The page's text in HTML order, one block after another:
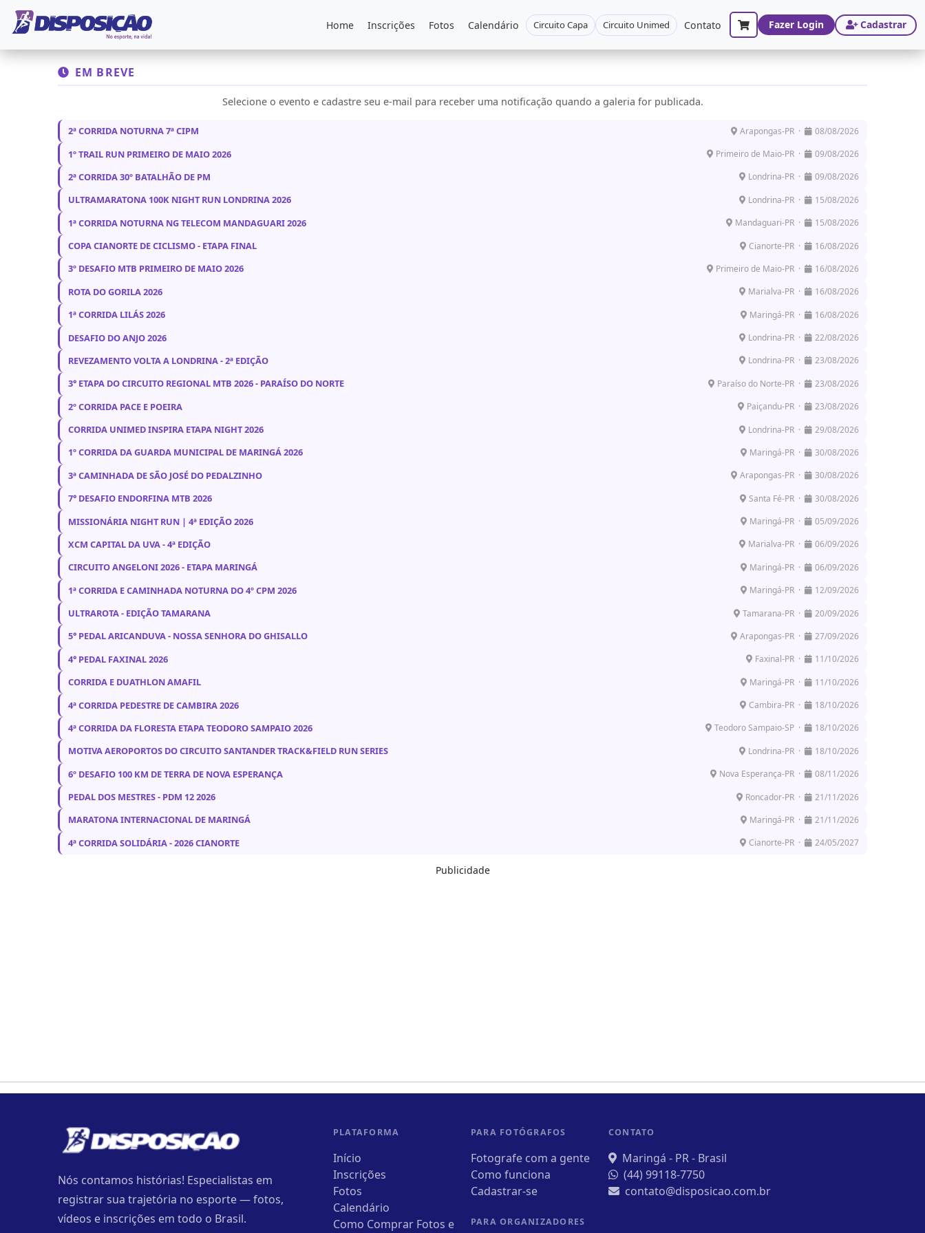
Home Inscrições Fotos Calendário Circuito Capa Circuito Unimed Contato Fazer Login Cadastrar
EM BREVE
Selecione o evento e cadastre seu e-mail para receber uma notificação quando a galeria for publicada.
2ª CORRIDA NOTURNA 7ª CIPM Arapongas-PR · 08/08/2026
1º TRAIL RUN PRIMEIRO DE MAIO 2026 Primeiro de Maio-PR · 09/08/2026
2ª CORRIDA 30º BATALHÃO DE PM Londrina-PR · 09/08/2026
ULTRAMARATONA 100K NIGHT RUN LONDRINA 2026 Londrina-PR · 15/08/2026
1ª CORRIDA NOTURNA NG TELECOM MANDAGUARI 2026 Mandaguari-PR · 15/08/2026
COPA CIANORTE DE CICLISMO - ETAPA FINAL Cianorte-PR · 16/08/2026
3º DESAFIO MTB PRIMEIRO DE MAIO 2026 Primeiro de Maio-PR · 16/08/2026
ROTA DO GORILA 2026 Marialva-PR · 16/08/2026
1ª CORRIDA LILÁS 2026 Maringá-PR · 16/08/2026
DESAFIO DO ANJO 2026 Londrina-PR · 22/08/2026
REVEZAMENTO VOLTA A LONDRINA - 2ª EDIÇÃO Londrina-PR · 23/08/2026
3° ETAPA DO CIRCUITO REGIONAL MTB 2026 - PARAÍSO DO NORTE Paraíso do Norte-PR · 23/08/2026
2º CORRIDA PACE E POEIRA Paiçandu-PR · 23/08/2026
CORRIDA UNIMED INSPIRA ETAPA NIGHT 2026 Londrina-PR · 29/08/2026
1º CORRIDA DA GUARDA MUNICIPAL DE MARINGÁ 2026 Maringá-PR · 30/08/2026
3ª CAMINHADA DE SÃO JOSÉ DO PEDALZINHO Arapongas-PR · 30/08/2026
7° DESAFIO ENDORFINA MTB 2026 Santa Fé-PR · 30/08/2026
MISSIONÁRIA NIGHT RUN | 4ª EDIÇÃO 2026 Maringá-PR · 05/09/2026
XCM CAPITAL DA UVA - 4ª EDIÇÃO Marialva-PR · 06/09/2026
CIRCUITO ANGELONI 2026 - ETAPA MARINGÁ Maringá-PR · 06/09/2026
1ª CORRIDA E CAMINHADA NOTURNA DO 4º CPM 2026 Maringá-PR · 12/09/2026
ULTRAROTA - EDIÇÃO TAMARANA Tamarana-PR · 20/09/2026
5° PEDAL ARICANDUVA - NOSSA SENHORA DO GHISALLO Arapongas-PR · 27/09/2026
4° PEDAL FAXINAL 2026 Faxinal-PR · 11/10/2026
CORRIDA E DUATHLON AMAFIL Maringá-PR · 11/10/2026
4ª CORRIDA PEDESTRE DE CAMBIRA 2026 Cambira-PR · 18/10/2026
4ª CORRIDA DA FLORESTA ETAPA TEODORO SAMPAIO 2026 Teodoro Sampaio-SP · 18/10/2026
MOTIVA AEROPORTOS DO CIRCUITO SANTANDER TRACK&FIELD RUN SERIES Londrina-PR · 18/10/2026
6º DESAFIO 100 KM DE TERRA DE NOVA ESPERANÇA Nova Esperança-PR · 08/11/2026
PEDAL DOS MESTRES - PDM 12 2026 Roncador-PR · 21/11/2026
MARATONA INTERNACIONAL DE MARINGÁ Maringá-PR · 21/11/2026
4ª CORRIDA SOLIDÁRIA - 2026 CIANORTE Cianorte-PR · 24/05/2027
Publicidade
Nós contamos histórias! Especialistas em
registrar sua trajetória no esporte — fotos,
vídeos e inscrições em todo o Brasil.
PLATAFORMA
Início
Inscrições
Fotos
Calendário
Como Comprar Fotos e
PARA FOTÓGRAFOS
Fotografe com a gente
Como funciona
Cadastrar-se
PARA ORGANIZADORES
CONTATO
Maringá - PR - Brasil
(44) 99118-7750
contato@disposicao.com.br